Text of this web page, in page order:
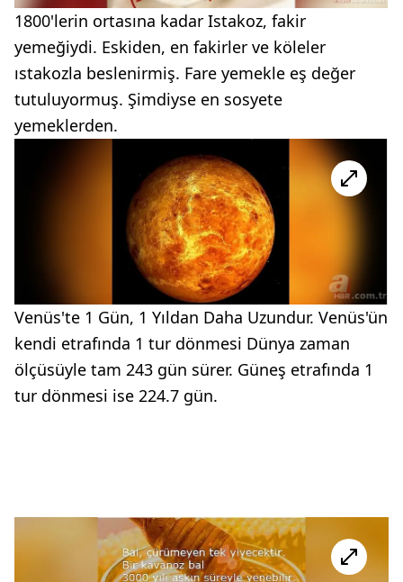
1800'lerin ortasına kadar Istakoz, fakir
yemeğiydi. Eskiden, en fakirler ve köleler
ıstakozla beslenirmiş. Fare yemekle eş değer
tutuluyormuş. Şimdiyse en sosyete
yemeklerden.
Venüs'te 1 Gün, 1 Yıldan Daha Uzundur. Venüs'ün
kendi etrafında 1 tur dönmesi Dünya zaman
ölçüsüyle tam 243 gün sürer. Güneş etrafında 1
tur dönmesi ise 224.7 gün.